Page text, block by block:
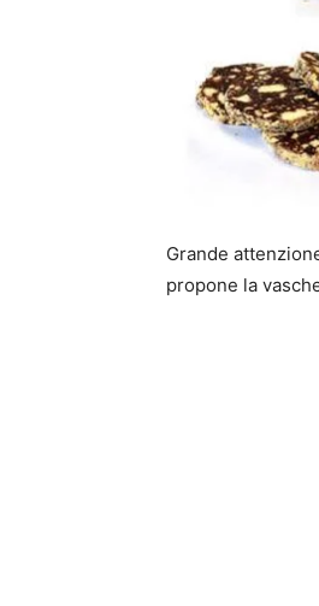
Grande
propone la